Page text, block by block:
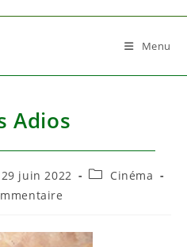
Menu
Adios
:
29 juin 2022
PostCinéma
: